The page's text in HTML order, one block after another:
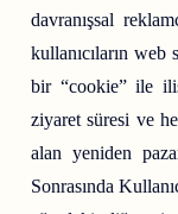
davranışsal
kullanıcıların web
bir “cookie” ile
ziyaret süresi ve
alan yeniden
Sonrasında